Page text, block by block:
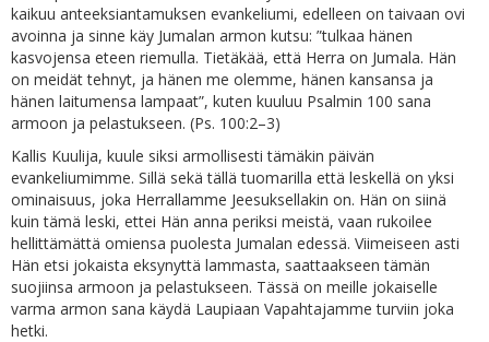
kaikuu anteeksiantamuksen evankeliumi, edelleen on taivaan ovi
avoinna ja sinne käy Jumalan armon kutsu: ”tulkaa hänen
kasvojensa eteen riemulla. Tietäkää, että Herra on Jumala. Hän
on meidät tehnyt, ja hänen me olemme, hänen kansansa ja
hänen laitumensa lampaat”, kuten kuuluu Psalmin 100 sana
armoon ja pelastukseen. (Ps. 100:2–3)
Kallis Kuulija, kuule siksi armollisesti tämäkin päivän
evankeliumimme. Sillä sekä tällä tuomarilla että leskellä on yksi
ominaisuus, joka Herrallamme Jeesuksellakin on. Hän on siinä
kuin tämä leski, ettei Hän anna periksi meistä, vaan rukoilee
hellittämättä omiensa puolesta Jumalan edessä. Viimeiseen asti
Hän etsi jokaista eksynyttä lammasta, saattaakseen tämän
suojiinsa armoon ja pelastukseen. Tässä on meille jokaiselle
varma armon sana käydä Laupiaan Vapahtajamme turviin joka
hetki.